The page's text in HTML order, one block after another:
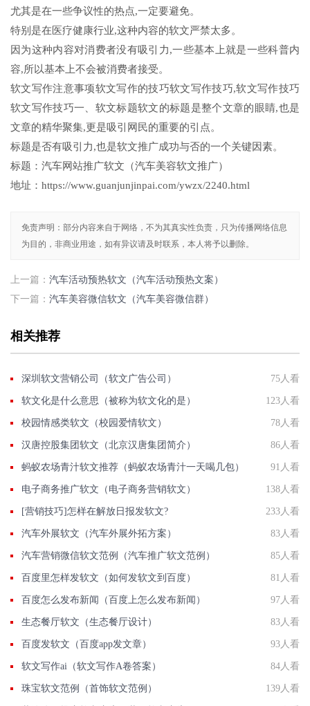
尤其是在一些争议性的热点,一定要避免。
特别是在医疗健康行业,这种内容的软文严禁太多。
因为这种内容对消费者没有吸引力,一些基本上就是一些科普内
容,所以基本上不会被消费者接受。
软文写作注意事项软文写作的技巧软文写作技巧,软文写作技巧
软文写作技巧一、软文标题软文的标题是整个文章的眼睛,也是
文章的精华聚集,更是吸引网民的重要的引点。
标题是否有吸引力,也是软文推广成功与否的一个关键因素。
标题：汽车网站推广软文（汽车美容软文推广）
地址：https://www.guanjunjinpai.com/ywzx/2240.html
免责声明：部分内容来自于网络，不为其真实性负责，只为传播网络信息
为目的，非商业用途，如有异议请及时联系，本人将予以删除。
上一篇： 汽车活动预热软文（汽车活动预热文案）
下一篇： 汽车美容微信软文（汽车美容微信群）
相关推荐
深圳软文营销公司（软文广告公司） 75人看
软文化是什么意思（被称为软文化的是） 123人看
校园情感类软文（校园爱情软文） 78人看
汉唐控股集团软文（北京汉唐集团简介） 86人看
蚂蚁农场青汁软文推荐（蚂蚁农场青汁一天喝几包） 91人看
电子商务推广软文（电子商务营销软文） 138人看
[营销技巧]怎样在解放日报发软文? 233人看
汽车外展软文（汽车外展外拓方案） 83人看
汽车营销微信软文范例（汽车推广软文范例） 85人看
百度里怎样发软文（如何发软文到百度） 81人看
百度怎么发布新闻（百度上怎么发布新闻） 97人看
生态餐厅软文（生态餐厅设计） 83人看
百度发软文（百度app发文章） 93人看
软文写作ai（软文写作A卷答案） 84人看
珠宝软文范例（首饰软文范例） 139人看